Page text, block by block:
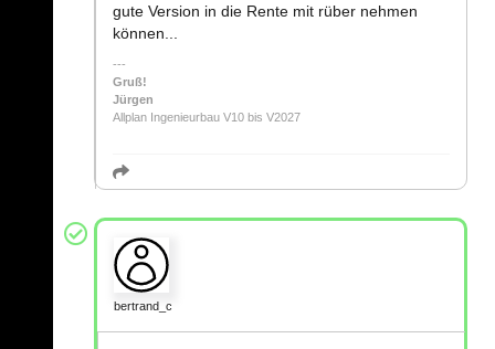
gute Version in die Rente mit rüber nehmen
können...
Gruß!
Jürgen
Allplan Ingenieurbau V10 bis V2027
bertrand_c